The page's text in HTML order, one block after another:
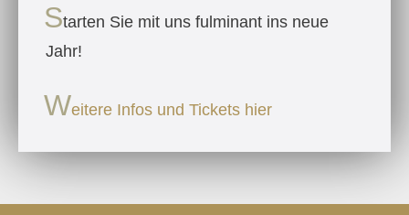
Starten Sie mit uns fulminant ins neue
Jahr!
Weitere Infos und Tickets hier